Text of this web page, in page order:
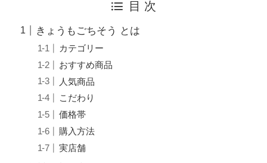
目 次
きょうもごちそう とは
カテゴリー
おすすめ商品
人気商品
こだわり
価格帯
購入方法
実店舗